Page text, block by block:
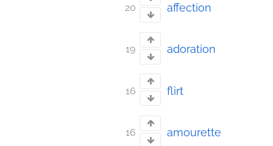
20 affection
19 adoration
16 flirt
16 amourette